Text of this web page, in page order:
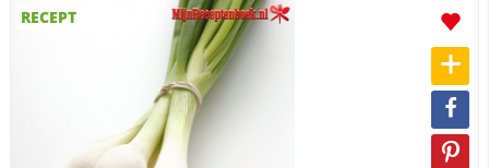
RECEPT